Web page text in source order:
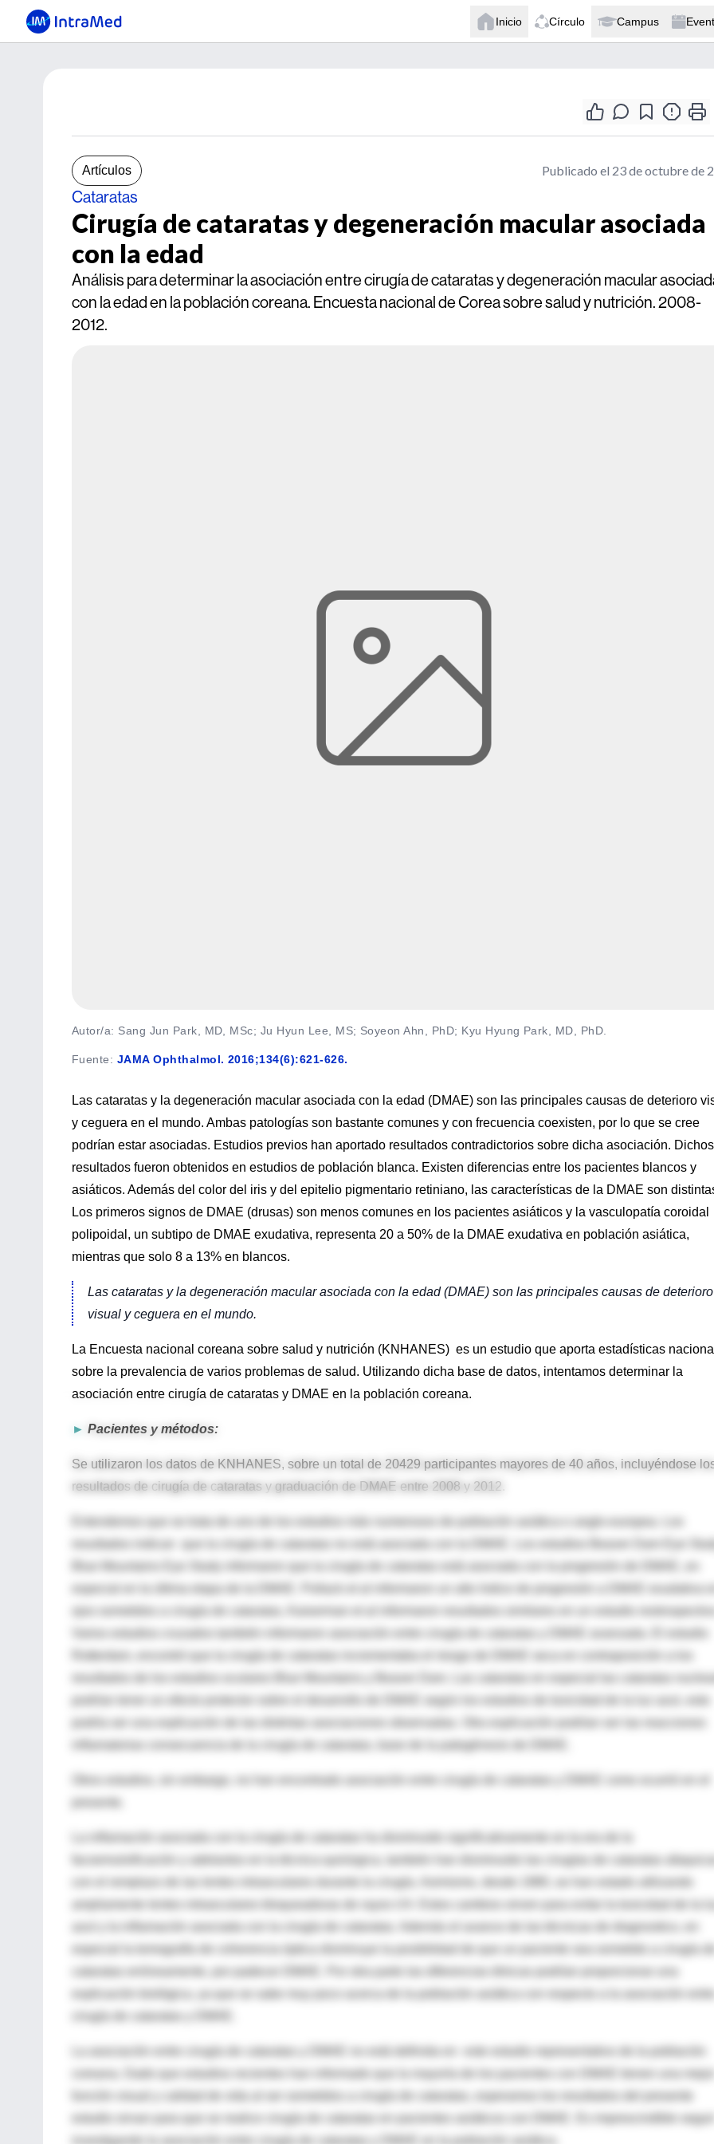
Inicio Círculo Campus
Artículos Publicado el 23 de octubre de
Cataratas
Cirugía de cataratas y degeneración macular asociada
con la edad
Análisis para determinar la asociación entre cirugía de cataratas y degeneración macular
con la edad en la población coreana. Encuesta nacional de Corea sobre salud y nutrición. 2008-
2012.
Autor/a: Sang Jun Park, MD, MSc; Ju Hyun Lee, MS; Soyeon Ahn, PhD; Kyu Hyung Park, MD, PhD.
Fuente: JAMA Ophthalmol. 2016;134(6):621-626.
Las cataratas y la degeneración macular asociada con la edad (DMAE) son las principales causas de deterioro
y ceguera en el mundo. Ambas patologías son bastante comunes y con frecuencia coexisten, por lo que se cree
podrían estar asociadas. Estudios previos han aportado resultados contradictorios sobre dicha asociación. Dichos
resultados fueron obtenidos en estudios de población blanca. Existen diferencias entre los pacientes blancos y
asiáticos. Además del color del iris y del epitelio pigmentario retiniano, las características de la DMAE son
Los primeros signos de DMAE (drusas) son menos comunes en los pacientes asiáticos y la vasculopatía coroidal
polipoidal, un subtipo de DMAE exudativa, representa 20 a 50% de la DMAE exudativa en población asiática,
mientras que solo 8 a 13% en blancos.
Las cataratas y la degeneración macular asociada con la edad (DMAE) son las principales causas de deterioro
visual y ceguera en el mundo.
La Encuesta nacional coreana sobre salud y nutrición (KNHANES) es un estudio que aporta estadísticas
sobre la prevalencia de varios problemas de salud. Utilizando dicha base de datos, intentamos determinar la
asociación entre cirugía de cataratas y DMAE en la población coreana.
► Pacientes y métodos:
Se utilizaron los datos de KNHANES, sobre un total de 20429 participantes mayores de 40 años, incluyéndose
resultados de cirugía de cataratas y graduación de DMAE entre 2008 y 2012.
Entendemos que se trata de uno de los estudios más numerosos de población asiática o anglo-europea. Los
resultados indican que la cirugía de cataratas no está asociada con la DMAE. Los estudios Beaver Dam Eye
Blue Mountains Eye Study informaron que la cirugía de cataratas está asociada con la progresión de DMAE, en
especial en la última etapa de la DMAE. Pollack et al informaron un alto índice de progresión a DMAE exudativa en
ojos sometidos a cirugía de cataratas, Kaiserman et al informaron resultados similares en un estudio restrospectivo.
Varios estudios cruzados también informaron asociación entre cirugía de cataratas y DMAE avanzada. El estudio
Rotterdam, encontró que la cirugía de cataratas incrementaba el riesgo de DMAE seca en contraposición a los
podrían tener un efecto protector sobre el desarrollo de DMAE según los estudios de toxicidad de la luz azul, esto
inflamatorias consecuencia de la cirugía de cataratas, base de la patogénesis de DMAE.
Otros estudios, sin embargo, no han encontrado asociación entre cirugía de cataratas y DMAE como ocurrió en el
La inflamación asociada con la cirugía de cataratas ha disminuido significativamente en la era de la
facoemulsificación y adelantos en la técnica quirúrgica, también han disminuido las cirugías de cataratas afaquicas
con el remplazo de las lentes intraoculares durante la cirugía. Asimismo, desde 1980, se han estado utilizando
ampliamente lentes intraoculares bloqueadoras de rayos UV. Estos cambios sirven para evitar la toxicidad de la luz
azul y la inflamación asociada con la cirugía de cataratas. Además el avance de las técnicas de diagnostico, en
especial la tomografía de coherencia óptica disminuye la posibilidad de que un paciente sea sometido a cirugía de
explicación biológica, ya que se sabe muy poco acerca de la población asiática con respecto a la asociación entre
cirugía de cataratas y DMAE.
La asociación entre cirugía de cataratas y DMAE no está definida en este estudio representativo de la población
coreana. Dado que estudios recientes han informado que la mayoría de los pacientes con DMAE tienen una mejor
función visual y calidad de vida al ser sometidos a cirugía de cataratas, esperamos los resultados del presente
estudio sirvan para que se realice cirugía de cataratas en pacientes asiáticos con DMAE. Es imprescindible seguir
investigando la asociación entre cirugía de cataratas y DMAE en la población asiática.